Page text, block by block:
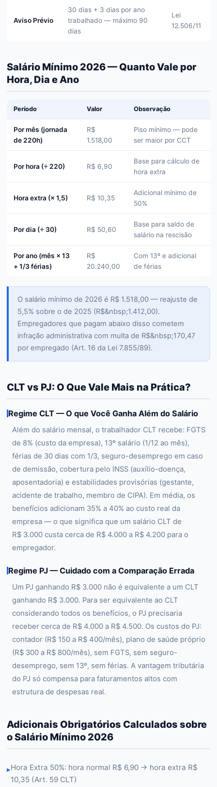
Aviso Prévio
30 dias + 3 dias por ano
trabalhado — máximo 90
dias
Lei
12.506/11
Salário Mínimo 2026 — Quanto Vale por
Hora, Dia e Ano
Período Valor Observação
Por mês (jornada
de 220h)
R$
1.518,00
Piso mínimo — pode
ser maior por CCT
Por hora (÷ 220) R$ 6,90
Base para cálculo de
hora extra
Hora extra (× 1,5) R$ 10,35
Adicional mínimo de
50%
Por dia (÷ 30) R$ 50,60
Base para saldo de
salário na rescisão
Por ano (mês × 13
+ 1/3 férias)
R$
20.240,00
Com 13º e adicional
de férias
O salário mínimo de 2026 é R$ 1.518,00 — reajuste de
5,5% sobre o de 2025 (R$&nbsp;1.412,00).
Empregadores que pagam abaixo disso cometem
infração administrativa com multa de R$&nbsp;170,47
por empregado (Art. 16 da Lei 7.855/89).
CLT vs PJ: O Que Vale Mais na Prática?
Regime CLT — O que Você Ganha Além do Salário
Além do salário mensal, o trabalhador CLT recebe: FGTS
de 8% (custo da empresa), 13º salário (1/12 ao mês),
férias de 30 dias com 1/3, seguro-desemprego em caso
de demissão, cobertura pelo INSS (auxílio-doença,
aposentadoria) e estabilidades provisórias (gestante,
acidente de trabalho, membro de CIPA). Em média, os
benefícios adicionam 35% a 40% ao custo real da
empresa — o que significa que um salário CLT de
R$ 3.000 custa cerca de R$ 4.000 a R$ 4.200 para o
empregador.
Regime PJ — Cuidado com a Comparação Errada
Um PJ ganhando R$ 3.000 não é equivalente a um CLT
ganhando R$ 3.000. Para ser equivalente ao CLT
considerando todos os benefícios, o PJ precisaria
receber cerca de R$ 4.000 a R$ 4.500. Os custos do PJ:
contador (R$ 150 a R$ 400/mês), plano de saúde próprio
(R$ 300 a R$ 800/mês), sem FGTS, sem seguro-
desemprego, sem 13º, sem férias. A vantagem tributária
do PJ só compensa para faturamentos altos com
estrutura de despesas real.
Adicionais Obrigatórios Calculados sobre
o Salário Mínimo 2026
▸Hora Extra 50%: hora normal R$ 6,90 → hora extra R$
10,35 (Art. 59 CLT)